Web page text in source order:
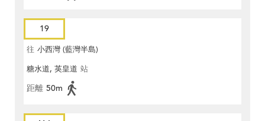
19
往 小西灣 (藍灣半島)
糖水道, 英皇道 站
距離 50m